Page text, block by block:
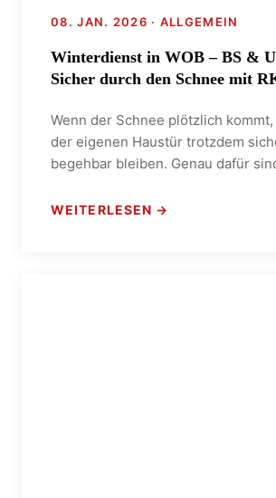
08. JAN. 2026 · ALLGEMEIN
Winterdienst in WOB – BS &
Sicher durch den Schnee mit
Wenn der Schnee plötzlich
der eigenen Haustür trotzdem
begehbar bleiben. Genau dafür
WEITERLESEN →